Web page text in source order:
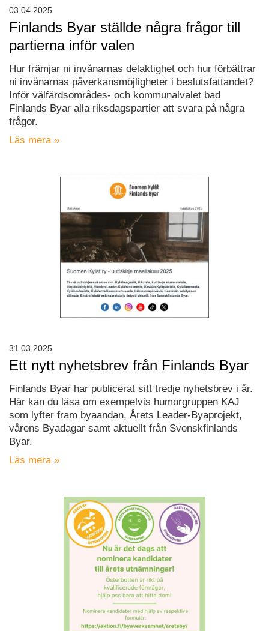
Finlands Byar ställde några frågor till
partierna inför valen
Hur främjar ni invånarnas delaktighet och hur förbättrar
ni invånarnas påverkansmöjligheter i beslutsfattandet?
Inför välfärdsområdes- och kommunalvalet bad
Finlands Byar alla riksdagspartier att svara på några
frågor.
Läs mera »
03.04.2025
Ett nytt nyhetsbrev från Finlands Byar
Finlands Byar har publicerat sitt tredje nyhetsbrev i år.
Här kan du läsa om exempelvis humorgruppen KAJ
som lyfter fram byaandan, Årets Leader-Byaprojekt,
vårens Byadagar samt aktuellt från Svenskfinlands
Byar.
Läs mera »
31.03.2025